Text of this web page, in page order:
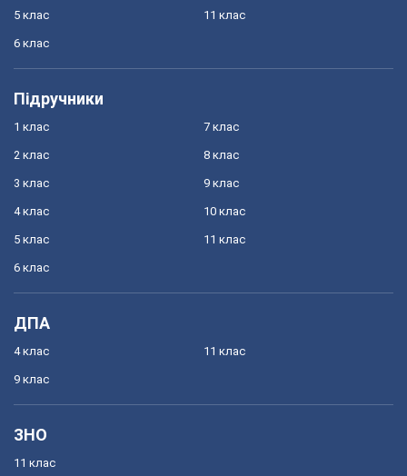
5 клас
6 клас
11 клас
Підручники
1 клас
2 клас
3 клас
4 клас
5 клас
6 клас
7 клас
8 клас
9 клас
10 клас
11 клас
ДПА
4 клас
9 клас
11 клас
ЗНО
11 клас